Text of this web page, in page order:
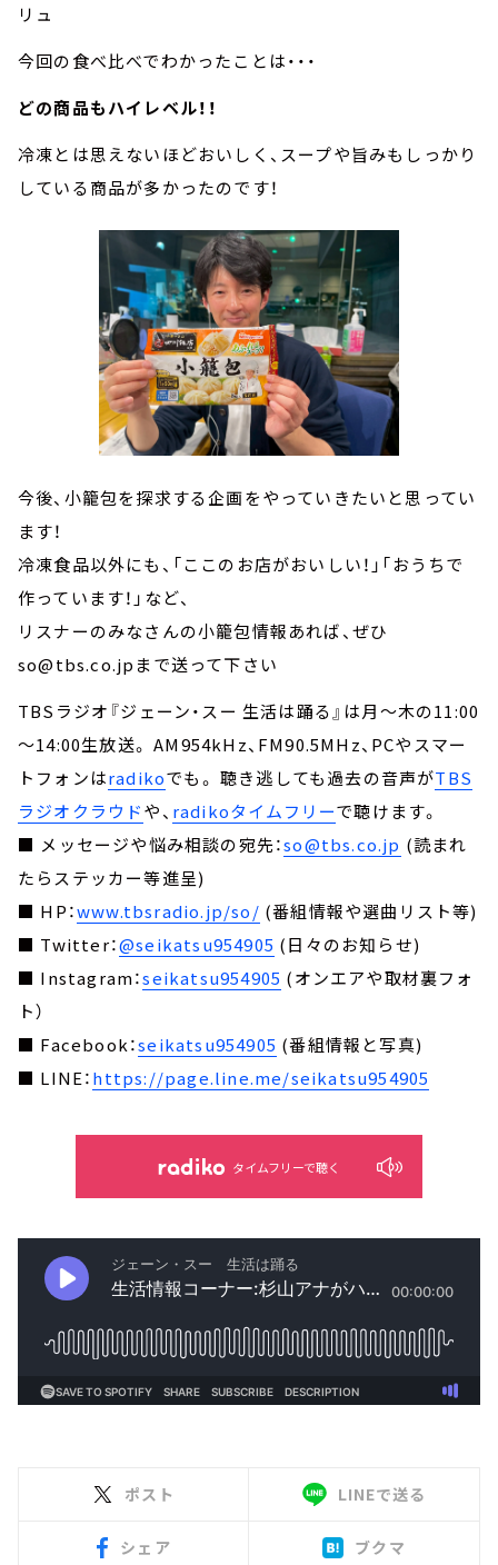
リュ
今回の食べ比べでわかったことは・・・
どの商品もハイレベル！！
冷凍とは思えないほどおいしく、スープや旨みもしっかり
している商品が多かったのです！
今後、小籠包を探求する企画をやっていきたいと思ってい
ます！
冷凍食品以外にも、「ここのお店がおいしい！」「おうちで
作っています！」など、
リスナーのみなさんの小籠包情報あれば、ぜひ
so@tbs.co.jpまで送って下さい
TBSラジオ『ジェーン・スー 生活は踊る』は月～木の11:00
～14:00生放送。 AM954kHz、FM90.5MHz、PCやスマー
トフォンはradikoでも。 聴き逃しても過去の音声がTBS
ラジオクラウドや、 radikoタイムフリーで聴けます。
■ メッセージや悩み相談の宛先：so@tbs.co.jp (読まれ
たらステッカー等進呈)
■ HP：www.tbsradio.jp/so/ (番組情報や選曲リスト等)
■ Twitter：@seikatsu954905 (日々のお知らせ)
■ Instagram：seikatsu954905 (オンエアや取材裏フォ
ト）
■ Facebook：seikatsu954905 (番組情報と写真)
■ LINE：https://page.line.me/seikatsu954905
タイムフリーで聴く
ポスト LINEで送る
シェア ブクマ